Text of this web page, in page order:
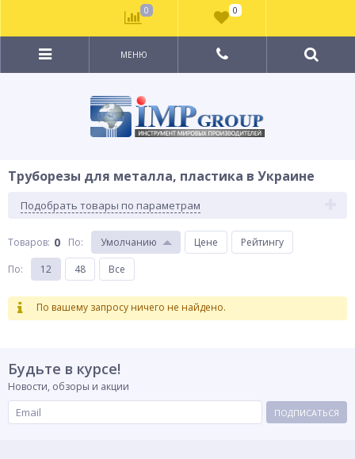
МЕНЮ
Труборезы для металла, пластика в Украине
Подобрать товары по параметрам
Товаров: 0 По: Умолчанию Цене
Рейтингу
По: 12 48 Все
По вашему запросу ничего не найдено.
Будьте в курсе!
Новости, обзоры и акции
ПОДПИСАТЬСЯ
0 0